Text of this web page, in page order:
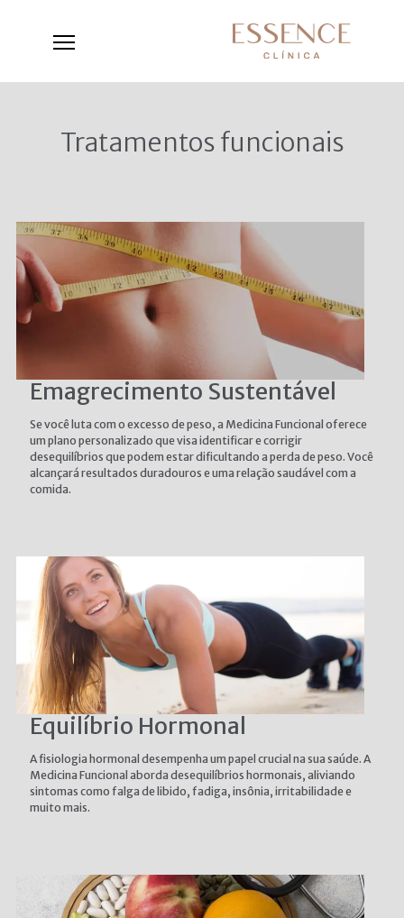
Tratamentos funcionais
Emagrecimento Sustentável
Se você luta com o excesso de peso, a Medicina Funcional oferece
um plano personalizado que visa identificar e corrigir
desequilíbrios que podem estar dificultando a perda de peso. Você
alcançará resultados duradouros e uma relação saudável com a
comida.
Equilíbrio Hormonal
A fisiologia hormonal desempenha um papel crucial na sua saúde. A
Medicina Funcional aborda desequilíbrios hormonais, aliviando
sintomas como falga de libido, fadiga, insônia, irritabilidade e
muito mais.